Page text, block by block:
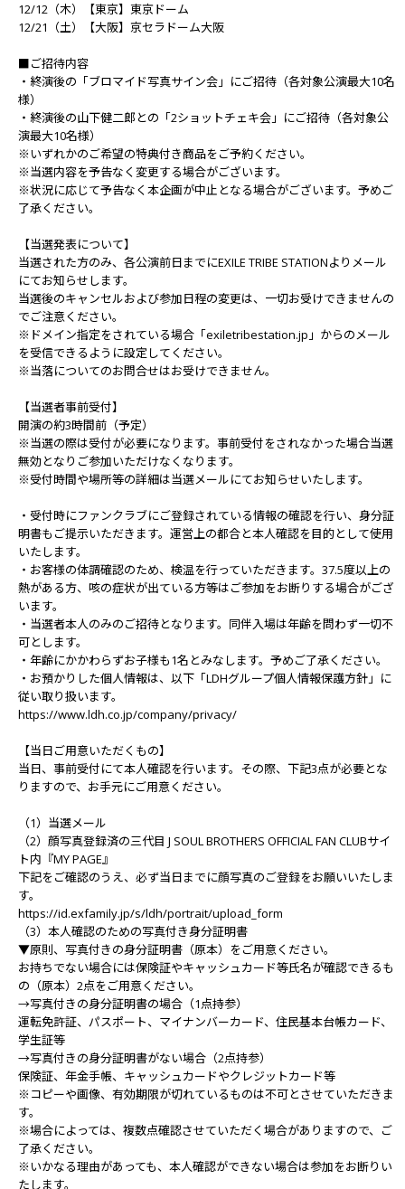
12/12（木）【東京】東京ドーム
12/21（土）【大阪】京セラドーム大阪
■ご招待内容
・終演後の「ブロマイド写真サイン会」にご招待（各対象公演最大10名
様）
・終演後の山下健二郎との「2ショットチェキ会」にご招待（各対象公
演最大10名様）
※いずれかのご希望の特典付き商品をご予約ください。
※当選内容を予告なく変更する場合がございます。
※状況に応じて予告なく本企画が中止となる場合がございます。予めご
了承ください。
【当選発表について】
当選された方のみ、各公演前日までにEXILE TRIBE STATIONよりメール
にてお知らせします。
当選後のキャンセルおよび参加日程の変更は、一切お受けできませんの
でご注意ください。
※ドメイン指定をされている場合「exiletribestation.jp」からのメール
を受信できるように設定してください。
※当落についてのお問合せはお受けできません。
【当選者事前受付】
開演の約3時間前（予定）
※当選の際は受付が必要になります。事前受付をされなかった場合当選
無効となりご参加いただけなくなります。
※受付時間や場所等の詳細は当選メールにてお知らせいたします。
・受付時にファンクラブにご登録されている情報の確認を行い、身分証
明書もご提示いただきます。運営上の都合と本人確認を目的として使用
いたします。
・お客様の体調確認のため、検温を行っていただきます。37.5度以上の
熱がある方、咳の症状が出ている方等はご参加をお断りする場合がござ
います。
・当選者本人のみのご招待となります。同伴入場は年齢を問わず一切不
可とします。
・年齢にかかわらずお子様も1名とみなします。予めご了承ください。
・お預かりした個人情報は、以下「LDHグループ個人情報保護方針」に
従い取り扱います。
https://www.ldh.co.jp/company/privacy/
【当日ご用意いただくもの】
当日、事前受付にて本人確認を行います。その際、下記3点が必要とな
りますので、お手元にご用意ください。
（1）当選メール
（2）顔写真登録済の三代目 J SOUL BROTHERS OFFICIAL FAN CLUBサイ
ト内『MY PAGE』
下記をご確認のうえ、必ず当日までに顔写真のご登録をお願いいたしま
す。
https://id.exfamily.jp/s/ldh/portrait/upload_form
（3）本人確認のための写真付き身分証明書
▼原則、写真付きの身分証明書（原本）をご用意ください。
お持ちでない場合には保険証やキャッシュカード等⽒名が確認できるも
の（原本）2点をご用意ください。
→写真付きの身分証明書の場合（1点持参）
運転免許証、パスポート、マイナンバーカード、住民基本台帳カード、
学生証等
→写真付きの身分証明書がない場合（2点持参）
保険証、年金手帳、キャッシュカードやクレジットカード等
※コピーや画像、有効期限が切れているものは不可とさせていただきま
す。
※場合によっては、複数点確認させていただく場合がありますので、ご
了承ください。
※いかなる理由があっても、本人確認ができない場合は参加をお断りい
たします。